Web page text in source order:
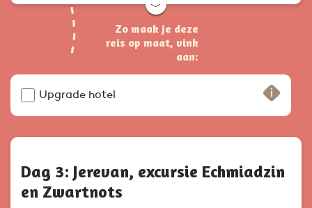
﹀
Zo maak je deze
reis op maat, vink
aan:
Upgrade hotel
Dag 3: Jerevan, excursie Echmiadzin
en Zwartnots